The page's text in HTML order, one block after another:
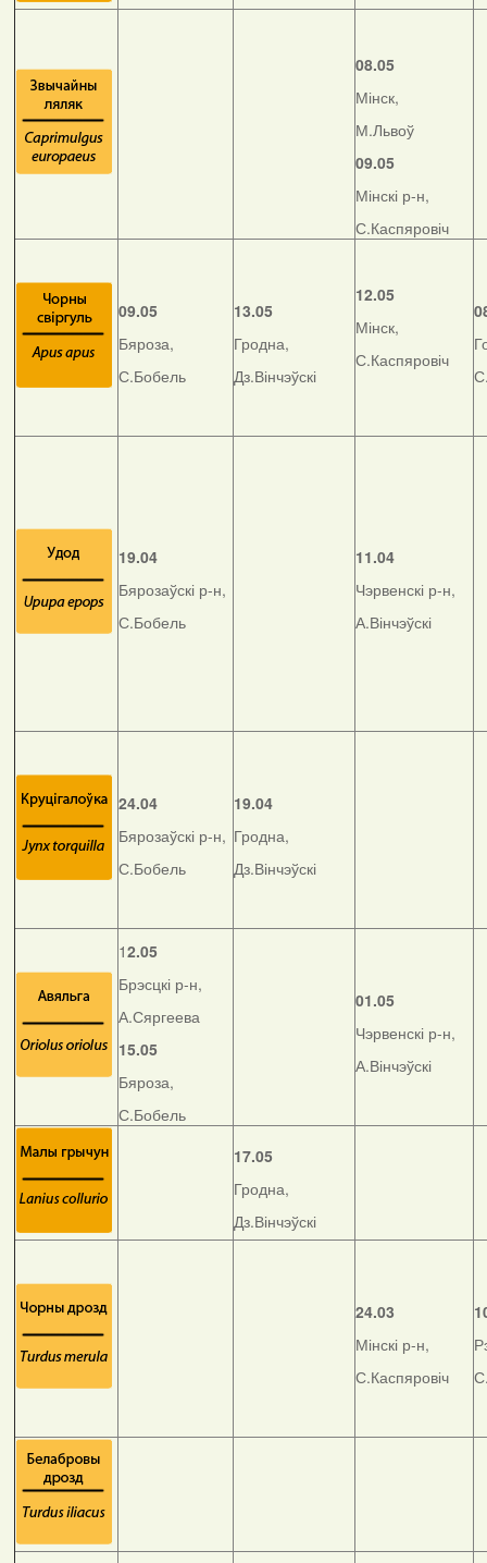
08.05
Мінск,
М.Львоў
09.05
Мінскі р-н,
С.Каспяровіч
09.05
Бяроза,
С.Бобель
13.05
Гродна,
Дз.Вінчэўскі
12.05
Мінск,
С.Каспяровіч
19.04
Бярозаўскі р-н,
С.Бобель
11.04
Чэрвенскі р-н,
А.Вінчэўскі
24.04
Бярозаўскі р-н,
С.Бобель
19.04
Гродна,
Дз.Вінчэўскі
12.05
Брэсцкі р-н,
А.Сяргеева
15.05
Бяроза,
С.Бобель
01.05
Чэрвенскі р-н,
А.Вінчэўскі
17.05
Гродна,
Дз.Вінчэўскі
24.03
Мінскі р-н,
С.Каспяровіч